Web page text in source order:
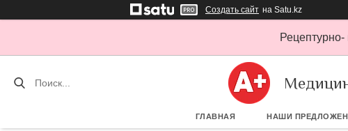
Создать сайт на Satu.kz
ГЛАВНАЯ НАШИ